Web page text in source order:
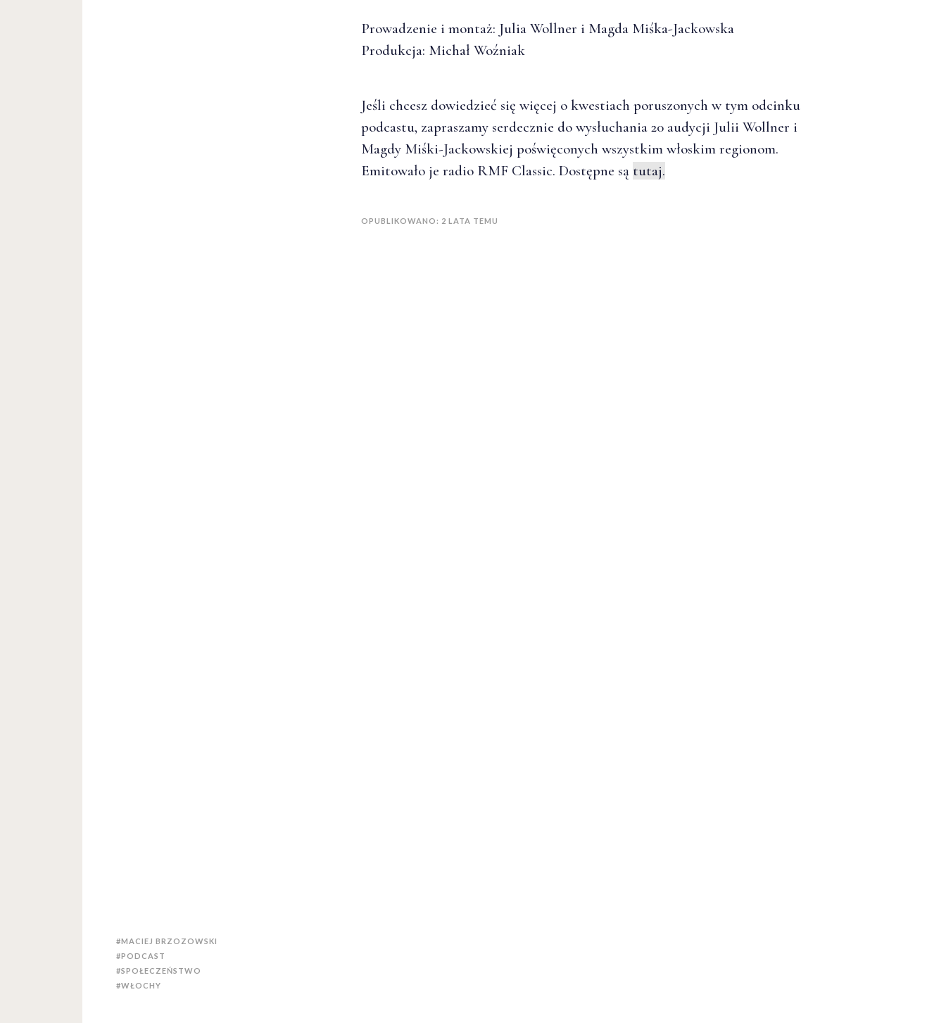
#MACIEJ BRZOZOWSKI
#PODCAST
#SPOŁECZEŃSTWO
#WŁOCHY
Prowadzenie i montaż: Julia Wollner i Magda Miśka-Jackowska
Produkcja: Michał Woźniak
Jeśli chcesz dowiedzieć się więcej o kwestiach poruszonych w tym odcinku
podcastu, zapraszamy serdecznie do wysłuchania 20 audycji Julii Wollner i
Magdy Miśki-Jackowskiej poświęconych wszystkim włoskim regionom.
Emitowało je radio RMF Classic. Dostępne są tutaj.
OPUBLIKOWANO: 2 LATA TEMU